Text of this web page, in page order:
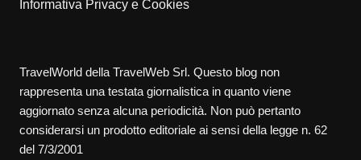
Informativa Privacy e Cookies
TravelWorld della TravelWeb Srl. Questo blog non
rappresenta una testata giornalistica in quanto viene
aggiornato senza alcuna periodicità. Non può pertanto
considerarsi un prodotto editoriale ai sensi della legge n. 62
del 7/3/2001